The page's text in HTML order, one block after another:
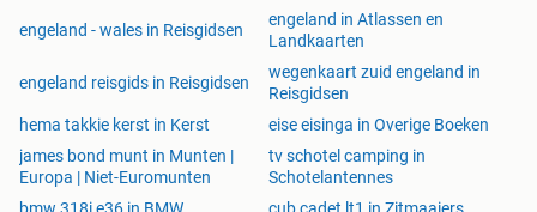
engeland - wales in Reisgidsen
engeland in Atlassen en
Landkaarten
engeland reisgids in Reisgidsen
wegenkaart zuid engeland in
Reisgidsen
hema takkie kerst in Kerst
eise eisinga in Overige Boeken
james bond munt in Munten |
Europa | Niet-Euromunten
tv schotel camping in
Schotelantennes